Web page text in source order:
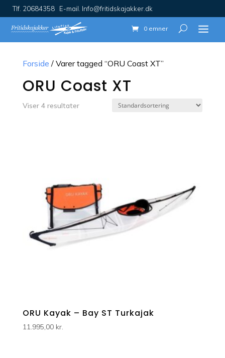
Tlf. 20684358 E-mail. Info@fritidskajakker.dk
0 emner
Forside / Varer tagged “ORU Coast XT”
ORU Coast XT
Viser 4 resultater
ORU Kayak – Bay ST Turkajak
11.995,00 kr.